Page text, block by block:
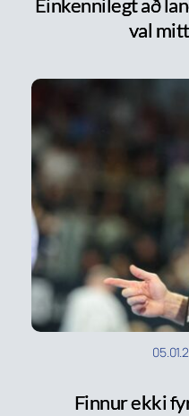
Einkennilegt að
val
Finnur ekki